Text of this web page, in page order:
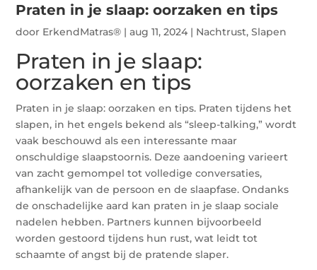
Praten in je slaap: oorzaken en tips
door ErkendMatras® |aug 11, 2024 | Nachtrust,Slapen
Praten in je slaap:
oorzaken en tips
Praten in je slaap: oorzaken en tips. Praten tijdens het
slapen, in het engels bekend als “sleep-talking,” wordt
vaak beschouwd als een interessante maar
onschuldige slaapstoornis. Deze aandoening varieert
van zacht gemompel tot volledige conversaties,
afhankelijk van de persoon en de slaapfase. Ondanks
de onschadelijke aard kan praten in je slaap sociale
nadelen hebben. Partners kunnen bijvoorbeeld
worden gestoord tijdens hun rust, wat leidt tot
schaamte of angst bij de pratende slaper.